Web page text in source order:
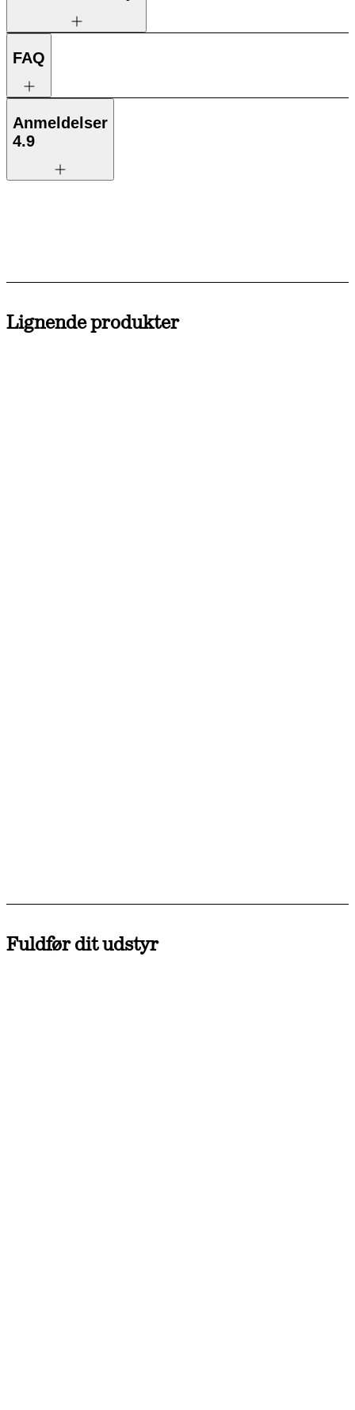
FAQ
Anmeldelser
4.9
Lignende produkter
Fuldfør dit udstyr